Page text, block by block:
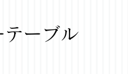
テーブル